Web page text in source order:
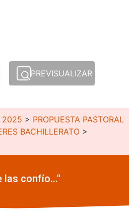
PREVISUALIZAR
2025 > PROPUESTA PASTORAL
BACHILLERATO >
las confío..."